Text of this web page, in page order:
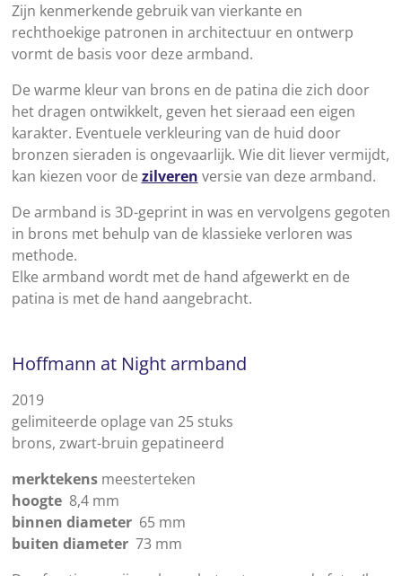
Zijn kenmerkende gebruik van vierkante en
rechthoekige patronen in architectuur en ontwerp
vormt de basis voor deze armband.
De warme kleur van brons en de patina die zich door
het dragen ontwikkelt, geven het sieraad een eigen
karakter. Eventuele verkleuring van de huid door
bronzen sieraden is ongevaarlijk. Wie dit liever vermijdt,
kan kiezen voor de zilveren versie van deze armband.
De armband is 3D-geprint in was en vervolgens gegoten
in brons met behulp van de klassieke verloren was
methode.
Elke armband wordt met de hand afgewerkt en de
patina is met de hand aangebracht.
Hoffmann at Night armband
2019
gelimiteerde oplage van 25 stuks
brons, zwart-bruin gepatineerd
merktekensmeesterteken
hoogte 8,4 mm
binnen diameter65 mm
buiten diameter73 mm